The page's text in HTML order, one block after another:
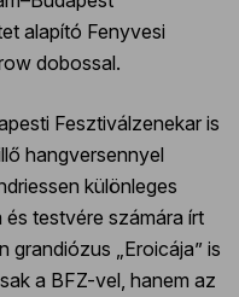
alapító Fenyvesi
dobossal.
Fesztiválzenekar is
hangversennyel
különleges
testvére számára írt
„Eroicája” is
a BFZ-vel, hanem az